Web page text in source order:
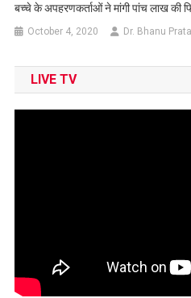
बच्चे के अपहरणकर्ताओं ने मांगी पांच लाख की
October 4, 2020 Dr. Bhanu
LIVE TV